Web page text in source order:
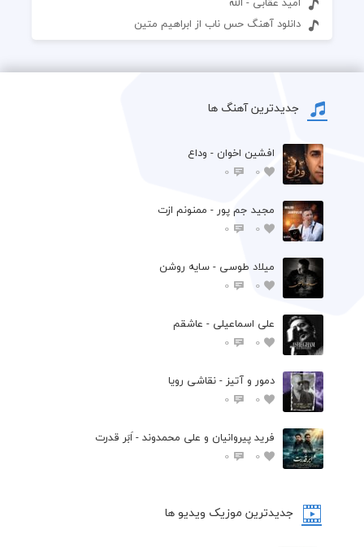
دانلود آهنگ حس ناب از ابراهیم متین
جدیدترین آهنگ ها
افشين اخوان - وداع
0
0
مجید جم پور - ممنونم ازت
0
0
میلاد طوسی - سایه روشن
0
0
علی اسماعیلی - عاشقم
0
0
دمور و آتیز - نقاشی رویا
0
0
فرید پیروانیان و علی محمدوند - اَبَر قدرت
0
0
جدیدترین موزیک ویدیو ها